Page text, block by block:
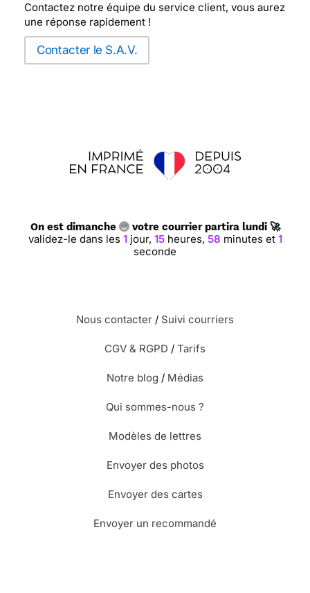
Contactez notre équipe du service client, vous aurez
une réponse rapidement !
Contacter le S.A.V.
On est dimanche votre courrier partira lundi 🚀
validez-le dans les 1jour, 15heures, 58 minutes et 1
seconde
Nous contacter / Suivi courriers
CGV & RGPD / Tarifs
Notre blog / Médias
Qui sommes-nous ?
Modèles de lettres
Envoyer des photos
Envoyer des cartes
Envoyer un recommandé